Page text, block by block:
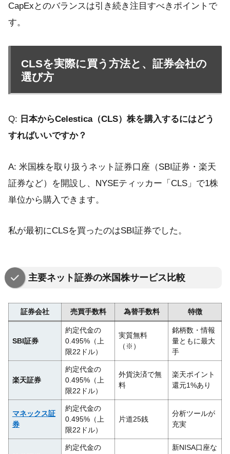
CapExとのバランスは引き続き注目すべきポイントで
す。
CLSを実際に買う方法と、証券会社の
選び方
Q: 日本からCelestica（CLS）株を購入するにはどう
すればいいですか？
A: 米国株を取り扱うネット証券口座（SBI証券・楽天
証券など）を開設し、NYSEティッカー「CLS」で1株
単位から購入できます。
私が最初にCLSを買ったのはSBI証券でした。
主要ネット証券の米国株サービス比較
証券会社 売買手数料 為替手数料 特徴
SBI証券
約定代金の
0.495%（上
限22ドル）
実質無料
（※）
銘柄数・情報
量ともに最大
手
楽天証券
約定代金の
0.495%（上
限22ドル）
外貨決済で無
料
楽天ポイント
還元1%あり
マネックス証
券
約定代金の
0.495%（上
限22ドル）
片道25銭
分析ツールが
充実
約定代金の
新NISA口座な